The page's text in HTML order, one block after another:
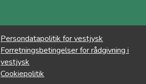
Persondatapolitik for vestjysk
Forretningsbetingelser for rådgivning i
vestjysk
Cookiepolitik